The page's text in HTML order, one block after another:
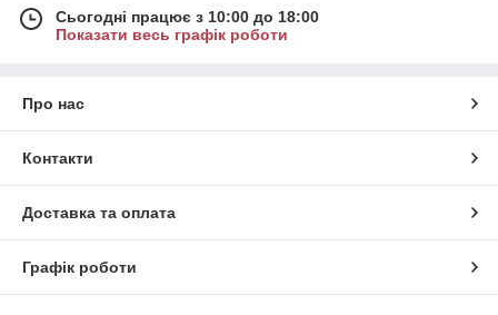
Сьогодні працює з 10:00 до 18:00
Показати весь графік роботи
Про нас
Контакти
Доставка та оплата
Графік роботи